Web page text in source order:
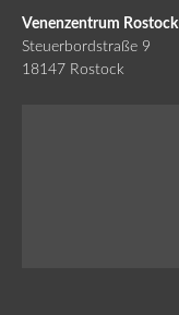
Venenzentrum Rostock
Steuerbordstraße 9
18147 Rostock